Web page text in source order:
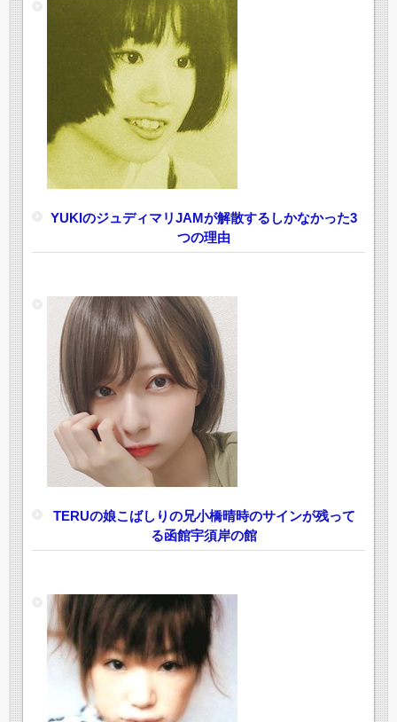
YUKIのジュディマリJAMが解散するしかなかった3
つの理由
TERUの娘こばしりの兄小橋晴時のサインが残って
る函館宇須岸の館